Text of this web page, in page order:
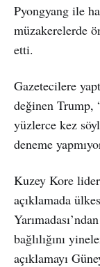
Pyongyang ile
müzakerelerde
etti.
Gazetecilere
değinen Trump,
yüzlerce kez
deneme
Kuzey Kore
açıklamada
bağlılığını
açıklamayı